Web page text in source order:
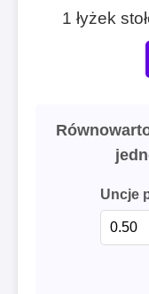
1 łyżek
Uncje